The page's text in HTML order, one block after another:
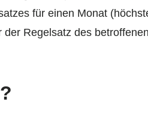
für einen Monat
Regelsatz des betroffenen